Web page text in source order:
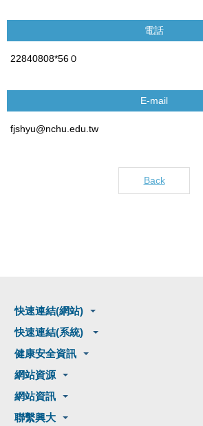
電話
22840808*56０
E-mail
fjshyu@nchu.edu.tw
Back
快速連結(網站)
快速連結(系統)
健康安全資訊
網站資源
網站資訊
聯繫興大